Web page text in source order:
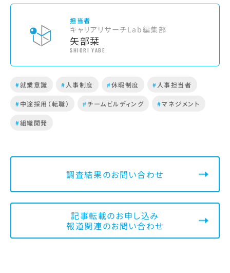
担当者
キャリアリサーチLab編集部
矢部栞
SHIORI YABE
#就業意識 # 人事制度 #休暇制度 # 人事担当者
#中途採用（転職） #チームビルディング #マネジメント
#組織開発
調査結果のお問い合わせ
記事転載のお申し込み
報道関連のお問い合わせ